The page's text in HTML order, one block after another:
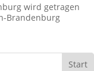
wird getragen
Brandenburg
Start